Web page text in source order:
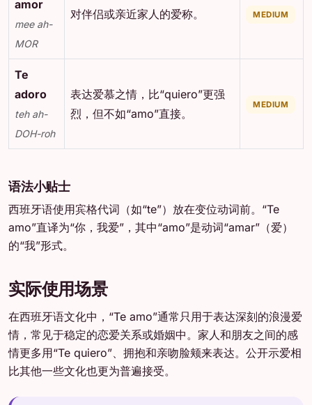
amor
mee ah-
MOR
对伴侣或亲近家人的爱称。 MEDIUM
Te
adoro
teh ah-
DOH-roh
表达爱慕之情，比“quiero”更强
烈，但不如“amo”直接。
MEDIUM
语法小贴士
西班牙语使用宾格代词（如“te”）放在变位动词前。“Te
amo”直译为“你，我爱”，其中“amo”是动词“amar”（爱）
的“我”形式。
实际使用场景
在西班牙语文化中，“Te amo”通常只用于表达深刻的浪漫爱
情，常见于稳定的恋爱关系或婚姻中。家人和朋友之间的感
情更多用“Te quiero”、拥抱和亲吻脸颊来表达。公开示爱相
比其他一些文化也更为普遍接受。